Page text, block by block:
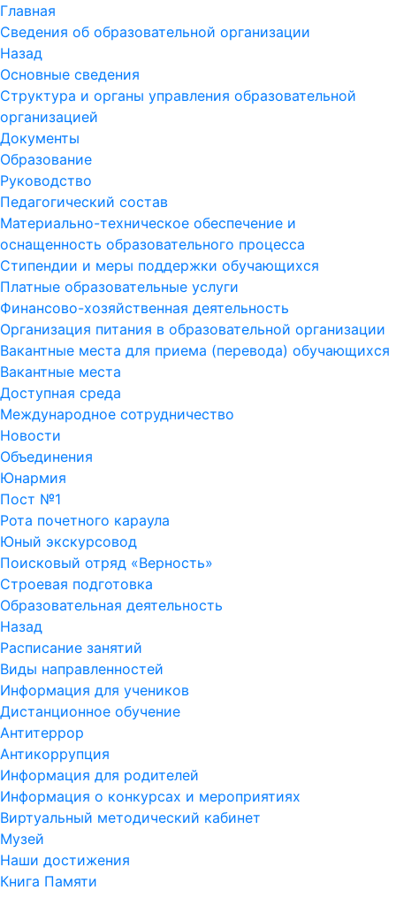
Главная
Сведения об образовательной организации
Назад
Основные сведения
Структура и органы управления образовательной
организацией
Документы
Образование
Руководство
Педагогический состав
Материально-техническое обеспечение и
оснащенность образовательного процесса
Стипендии и меры поддержки обучающихся
Платные образовательные услуги
Финансово-хозяйственная деятельность
Организация питания в образовательной организации
Вакантные места для приема (перевода) обучающихся
Вакантные места
Доступная среда
Международное сотрудничество
Новости
Объединения
Юнармия
Пост №1
Рота почетного караула
Юный экскурсовод
Поисковый отряд «Верность»
Строевая подготовка
Образовательная деятельность
Назад
Расписание занятий
Виды направленностей
Информация для учеников
Дистанционное обучение
Антитеррор
Антикоррупция
Информация для родителей
Информация о конкурсах и мероприятиях
Виртуальный методический кабинет
Музей
Наши достижения
Книга Памяти